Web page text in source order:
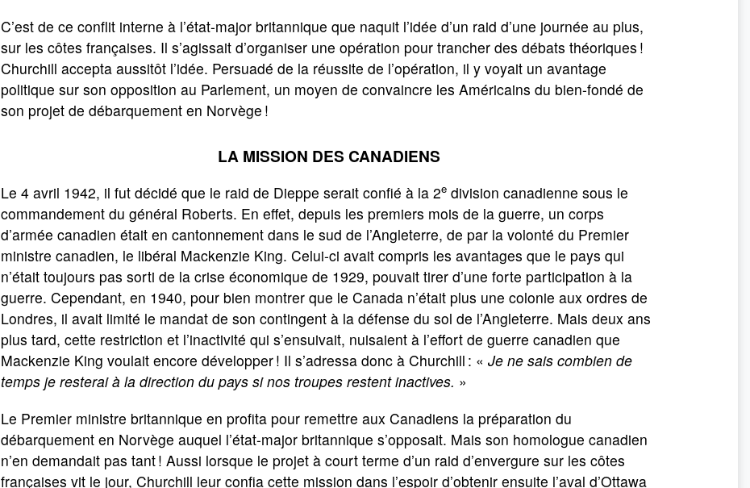
C’est de ce conflit interne à l’état-major britannique que naquit l’idée d’un raid d’une journée au plus,
sur les côtes françaises. Il s’agissait d’organiser une opération pour trancher des débats théoriques !
Churchill accepta aussitôt l’idée. Persuadé de la réussite de l’opération, il y voyait un avantage
politique sur son opposition au Parlement, un moyen de convaincre les Américains du bien-fondé de
son projet de débarquement en Norvège !
LA MISSION DES CANADIENS
Le 4 avril 1942, il fut décidé que le raid de Dieppe serait confié à la 2e division canadienne sous le
commandement du général Roberts. En effet, depuis les premiers mois de la guerre, un corps
d’armée canadien était en cantonnement dans le sud de l’Angleterre, de par la volonté du Premier
ministre canadien, le libéral Mackenzie King. Celui-ci avait compris les avantages que le pays qui
n’était toujours pas sorti de la crise économique de 1929, pouvait tirer d’une forte participation à la
guerre. Cependant, en 1940, pour bien montrer que le Canada n’était plus une colonie aux ordres de
Londres, il avait limité le mandat de son contingent à la défense du sol de l’Angleterre. Mais deux ans
plus tard, cette restriction et l’inactivité qui s’ensuivait, nuisaient à l’effort de guerre canadien que
Mackenzie King voulait encore développer ! Il s’adressa donc à Churchill : « Je ne sais combien de
temps je resterai à la direction du pays si nos troupes restent inactives. »
Le Premier ministre britannique en profita pour remettre aux Canadiens la préparation du
débarquement en Norvège auquel l’état-major britannique s’opposait. Mais son homologue canadien
n’en demandait pas tant ! Aussi lorsque le projet à court terme d’un raid d’envergure sur les côtes
françaises vit le jour, Churchill leur confia cette mission dans l’espoir d’obtenir ensuite l’aval d’Ottawa